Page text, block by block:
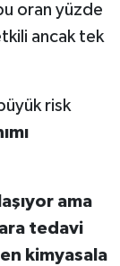
oran yüzde
ancak tek
risk
ama
tedavi
kimyasala